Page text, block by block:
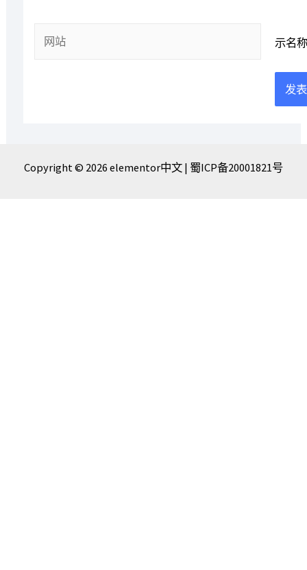
*
站
示名
Copyright © 2026 elementor中文 | 蜀ICP备20001821号